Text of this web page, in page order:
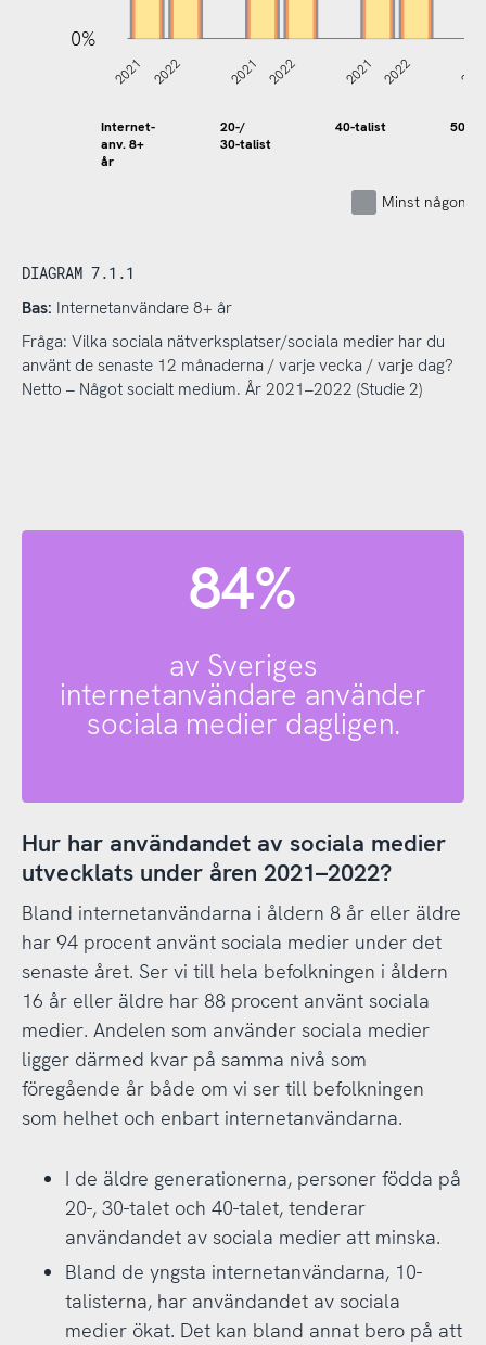
0%
Internet-
anv. 8+
år
20-/
30-talist
40-talist 50-
2021 2022 2021 2022 2021 2022
Minst någon
DIAGRAM 7.1.1
Bas: Internetanvändare 8+ år
Fråga: Vilka sociala nätverksplatser/sociala medier har du
använt de senaste 12 månaderna / varje vecka / varje dag?
Netto – Något socialt medium. År 2021–2022 (Studie 2)
84%
av Sveriges
internetanvändare använder
sociala medier dagligen.
Hur har användandet av sociala medier
utvecklats under åren 2021–2022?
Bland internetanvändarna i åldern 8 år eller äldre
har 94 procent använt sociala medier under det
senaste året. Ser vi till hela befolkningen i åldern
16 år eller äldre har 88 procent använt sociala
medier. Andelen som använder sociala medier
ligger därmed kvar på samma nivå som
föregående år både om vi ser till befolkningen
som helhet och enbart internetanvändarna.
I de äldre generationerna, personer födda på
20-, 30-talet och 40-talet, tenderar
användandet av sociala medier att minska.
Bland de yngsta internetanvändarna, 10-
talisterna, har användandet av sociala
medier ökat. Det kan bland annat bero på att